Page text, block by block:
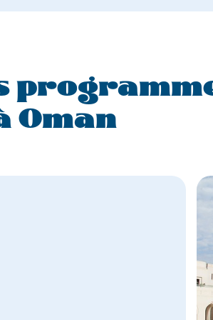
Oman